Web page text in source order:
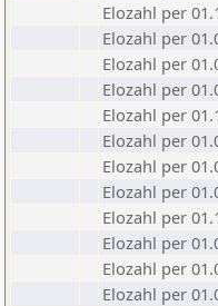
Elozahl per
Elozahl per
Elozahl per
Elozahl per
Elozahl per
Elozahl per
Elozahl per
Elozahl per
Elozahl per
Elozahl per
Elozahl per
Elozahl per